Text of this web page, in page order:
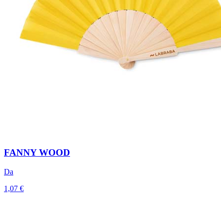
FANNY WOOD
Da
1,07 €